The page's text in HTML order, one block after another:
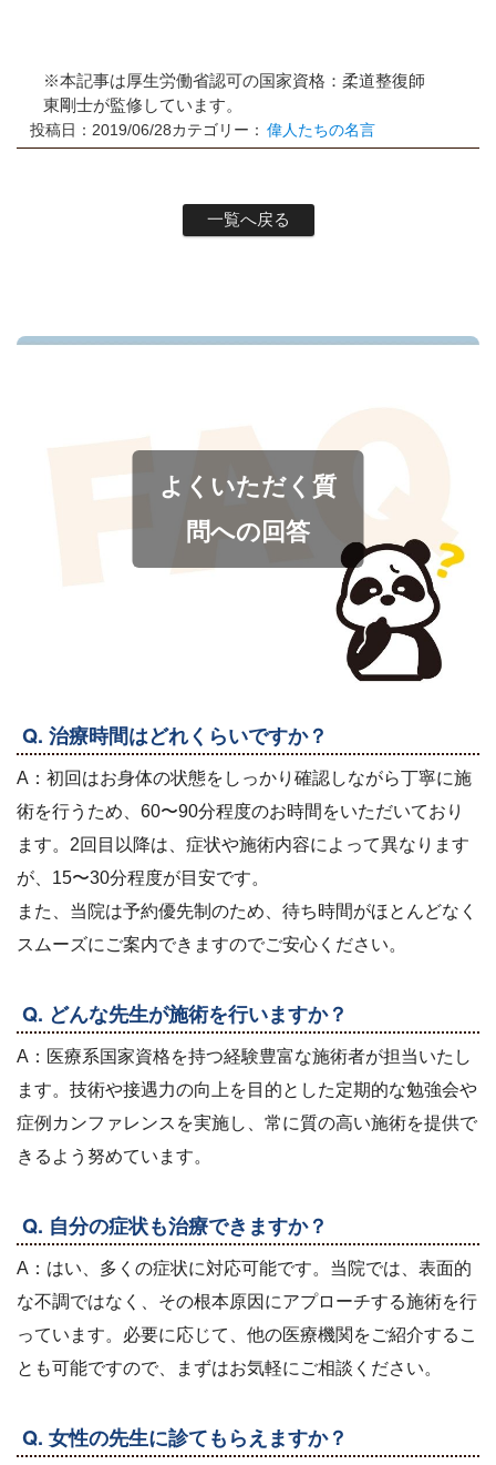
※本記事は厚生労働省認可の国家資格：柔道整復師
東剛士が監修しています。
投稿日：2019/06/28カテゴリー： 偉人たちの名言
一覧へ戻る
よくいただく質
問への回答
Q. 治療時間はどれくらいですか？
A：初回はお身体の状態をしっかり確認しながら丁寧に施
術を行うため、60〜90分程度のお時間をいただいており
ます。2回目以降は、症状や施術内容によって異なります
が、15〜30分程度が目安です。
また、当院は予約優先制のため、待ち時間がほとんどなく
スムーズにご案内できますのでご安心ください。
Q. どんな先生が施術を行いますか？
A：医療系国家資格を持つ経験豊富な施術者が担当いたし
ます。技術や接遇力の向上を目的とした定期的な勉強会や
症例カンファレンスを実施し、常に質の高い施術を提供で
きるよう努めています。
Q. 自分の症状も治療できますか？
A：はい、多くの症状に対応可能です。当院では、表面的
な不調ではなく、その根本原因にアプローチする施術を行
っています。必要に応じて、他の医療機関をご紹介するこ
とも可能ですので、まずはお気軽にご相談ください。
Q. 女性の先生に診てもらえますか？